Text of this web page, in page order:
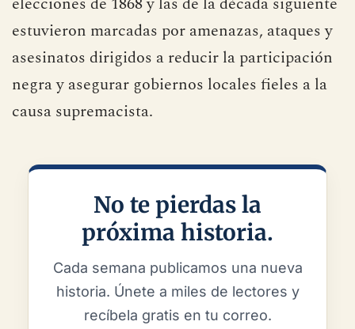
estuvieron marcadas por amenazas, ataques y
asesinatos dirigidos a reducir la participación
negra y asegurar gobiernos locales fieles a la
causa supremacista.
No te pierdas la
próxima historia.
Cada semana publicamos una nueva
historia. Únete a miles de lectores y
recíbela gratis en tu correo.